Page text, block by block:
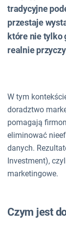
tradycyjne
przestaje
które nie tylko
realnie
W tym
doradztwo
pomagają
eliminować
danych.
Investment),
marketingowe.
Czym jest